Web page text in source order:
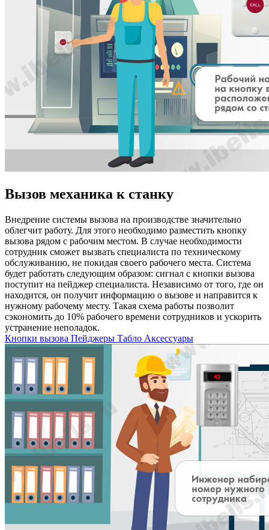
Вызов механика к станку
Внедрение системы вызова на производстве значительно
облегчит работу. Для этого необходимо разместить кнопку
вызова рядом с рабочим местом. В случае необходимости
сотрудник сможет вызвать специалиста по техническому
обслуживанию, не покидая своего рабочего места. Система
будет работать следующим образом: сигнал с кнопки вызова
поступит на пейджер специалиста. Независимо от того, где он
находится, он получит информацию о вызове и направится к
нужному рабочему месту. Такая схема работы позволит
сэкономить до 10% рабочего времени сотрудников и ускорить
устранение неполадок.
Кнопки вызова Пейджеры Табло Аксессуары